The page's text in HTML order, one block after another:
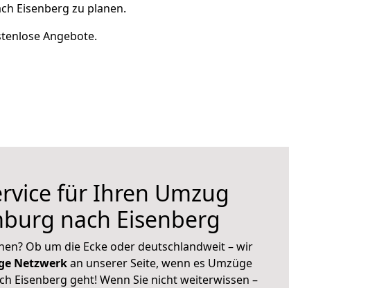
Eisenberg zu planen.
Angebote.
für Ihren Umzug
nach Eisenberg
Ob um die Ecke oder deutschlandweit – wir
Netzwerkan unserer Seite, wenn es Umzüge
Eisenberg geht! Wenn Sie nicht weiterwissen –